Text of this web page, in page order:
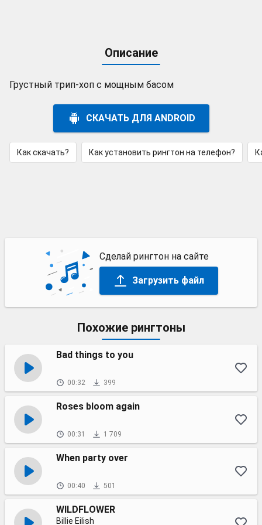
Описание
Грустный трип-хоп с мощным басом
СКАЧАТЬ ДЛЯ ANDROID
Как скачать? Как установить рингтон на телефон?
Сделай рингтон на сайте
Загрузить файл
Похожие рингтоны
Bad things to you
00:32 399
Roses bloom again
00:31 1 709
When party over
00:40 501
WILDFLOWER
Billie Eilish